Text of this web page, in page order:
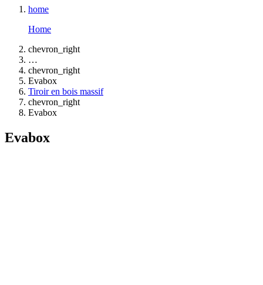
home
Home
chevron_right
…
chevron_right
Evabox
Tiroir en bois massif
chevron_right
Evabox
Evabox